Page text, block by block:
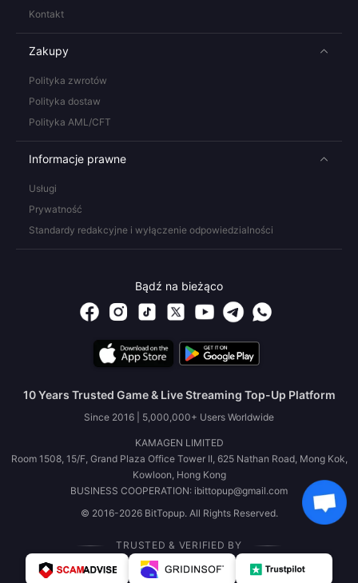
Kontakt
Zakupy
Polityka zwrotów
Polityka dostaw
Polityka AML/CFT
Informacje prawne
Usługi
Prywatność
Standardy redakcyjne i wyłączenie odpowiedzialności
Bądź na bieżąco
10 Years Trusted Game & Live Streaming Top-Up Platform
Since 2016 | 5,000,000+ Users Worldwide
KAMAGEN LIMITED
Room 1508, 15/F, Grand Plaza Office Tower II, 625 Nathan Road, Mong Kok,
Kowloon, Hong Kong
BUSINESS COOPERATION: ibittopup@gmail.com
© 2016-2026 BitTopup. All Rights Reserved.
TRUSTED & VERIFIED BY